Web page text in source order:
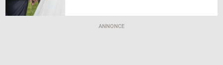
ANNONCE